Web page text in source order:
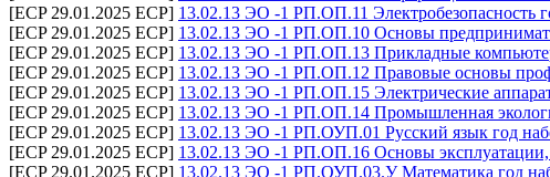
[ECP 29.01.2025 ECP] 13.02.13 ЭО -1 РП.ОП.11 Электробезопасность
[ECP 29.01.2025 ECP] 13.02.13 ЭО -1 РП.ОП.10 Основы
[ECP 29.01.2025 ECP] 13.02.13 ЭО -1 РП.ОП.13 Прикладные
[ECP 29.01.2025 ECP] 13.02.13 ЭО -1 РП.ОП.12 Правовые основы
[ECP 29.01.2025 ECP] 13.02.13 ЭО -1 РП.ОП.15 Электрические
[ECP 29.01.2025 ECP] 13.02.13 ЭО -1 РП.ОП.14 Промышленная
[ECP 29.01.2025 ECP] 13.02.13 ЭО -1 РП.ОУП.01 Русский язык год
[ECP 29.01.2025 ECP] 13.02.13 ЭО -1 РП.ОП.16 Основы эксплуатации,
[ECP 29.01.2025 ECP] 13.02.13 ЭО -1 РП.ОУП.03.У Математика год